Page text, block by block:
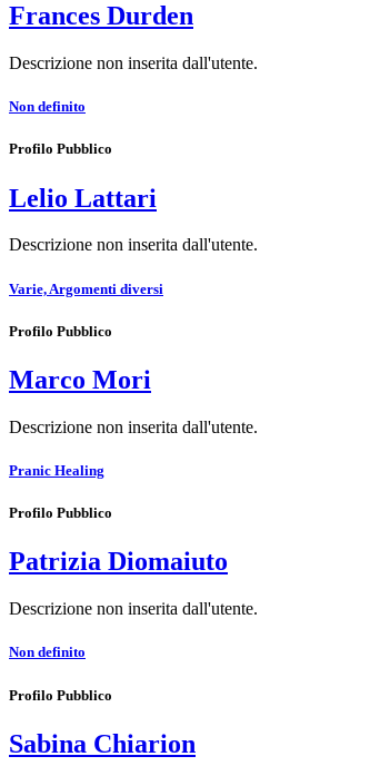
Frances Durden
Descrizione non inserita dall'utente.
Non definito
Profilo Pubblico
Lelio Lattari
Descrizione non inserita dall'utente.
Varie, Argomenti diversi
Profilo Pubblico
Marco Mori
Descrizione non inserita dall'utente.
Pranic Healing
Profilo Pubblico
Patrizia Diomaiuto
Descrizione non inserita dall'utente.
Non definito
Profilo Pubblico
Sabina Chiarion